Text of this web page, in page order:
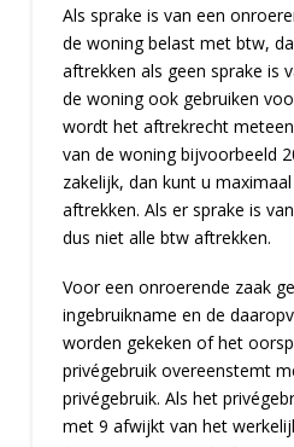
Als sprake is van een
de woning belast met btw,
aftrekken als geen sprake is
de woning ook gebruiken
wordt het aftrekrecht
van de woning bijvoorbeeld
zakelijk, dan kunt u
aftrekken. Als er sprake is
dus niet alle btw aftrekken.
Voor een onroerende zaak
ingebruikname en de
worden gekeken of het
privégebruik overeenstemt
privégebruik. Als het
met 9 afwijkt van het